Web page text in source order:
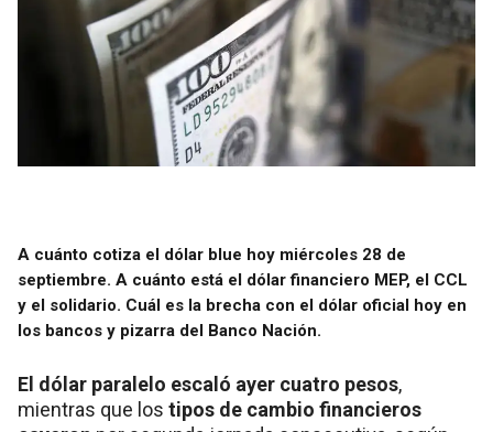
A cuánto cotiza el dólar blue hoy miércoles 28 de
septiembre. A cuánto está el dólar financiero MEP, el CCL
y el solidario. Cuál es la brecha con el dólar oficial hoy en
los bancos y pizarra del Banco Nación.
El dólar paralelo escaló ayer cuatro pesos,
mientras que los tipos de cambio financieros